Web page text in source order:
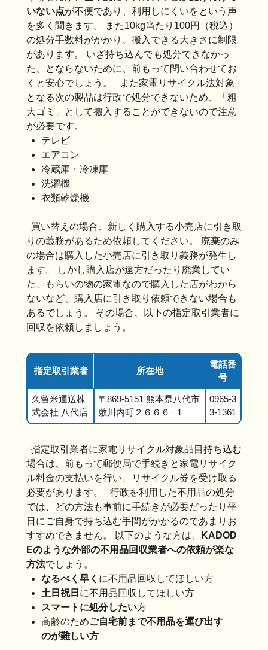
いない点が不便であり、利用しにくいをという声
を多く聞きます。 また10kg当たり100円（税込）
の処分手数料がかかり、搬入できる大きさに制限
があります。 いざ持ち込んでも処分できなかっ
た、とならないために、前もって問い合わせてお
くと安心でしょう。 また家電リサイクル法対象
となる次の製品は行政で処分できないため、「粗
大ゴミ」として搬入することができないので注意
が必要です。
テレビ
エアコン
冷蔵庫・冷凍庫
洗濯機
衣類乾燥機
買い替えの場合、新しく購入する小売店に引き取
りの義務があるため依頼してください。 廃棄のみ
の場合は購入した小売店に引き取り義務が発生し
ます。 しかし購入店が遠方だったり廃業してい
た、もらいの物の家電なので購入した店がわから
ないなど、購入店に引き取り依頼できない場合も
あるでしょう。 その場合、以下の指定取引業者に
回収を依頼しましょう。
指定取引業者 所在地
電話番
号
久留米運送株
式会社 八代店
〒869-5151 熊本県八代市
敷川内町２６６６−１
0965-3
3-1361
指定取引業者に家電リサイクル対象品目持ち込む
場合は、前もって郵便局で手続きと家電リサイク
ル料金の支払いを行い、リサイクル券を受け取る
必要があります。 行政を利用した不用品の処分
では、どの方法も事前に手続きが必要だったり平
日にご自身で持ち込む手間がかかるのであまりお
すすめできません。 以下のような方は、
KADOD
Eのような外部の不用品回収業者への依頼が楽な
方法でしょう。
なるべく早く に不用品回収してほしい方
土日祝日 に不用品回収してほしい方
スマートに処分したい方
高齢のためご自宅前まで不用品を運び出す
のが難しい方